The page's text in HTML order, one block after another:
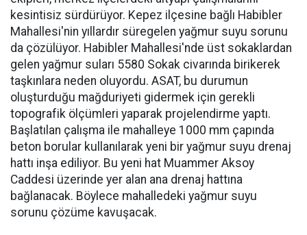
kesintisiz sürdürüyor. Kepez ilçesine bağlı Habibler
Mahallesi'nin yıllardır süregelen yağmur suyu sorunu
da çözülüyor. Habibler Mahallesi'nde üst sokaklardan
gelen yağmur suları 5580 Sokak civarında birikerek
taşkınlara neden oluyordu. ASAT, bu durumun
oluşturduğu mağduriyeti gidermek için gerekli
topografik ölçümleri yaparak projelendirme yaptı.
Başlatılan çalışma ile mahalleye 1000 mm çapında
beton borular kullanılarak yeni bir yağmur suyu drenaj
hattı inşa ediliyor. Bu yeni hat Muammer Aksoy
Caddesi üzerinde yer alan ana drenaj hattına
bağlanacak. Böylece mahalledeki yağmur suyu
sorunu çözüme kavuşacak.